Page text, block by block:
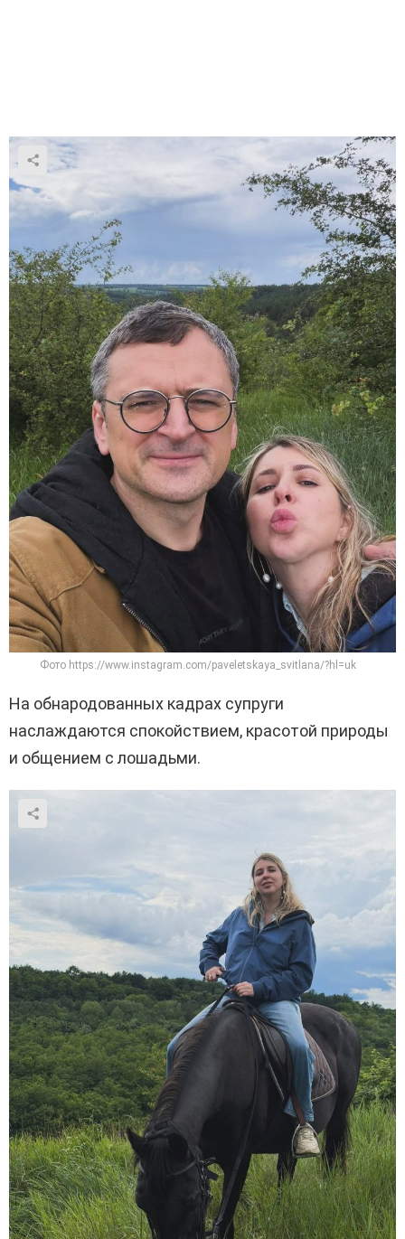
Фото https://www.instagram.com/paveletskaya_svitlana/?hl=uk
На обнародованных кадрах супруги
наслаждаются спокойствием, красотой природы
и общением с лошадьми.